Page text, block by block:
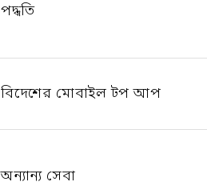
পদ্ধতি
বিদেশের মোবাইল টপ আপ
অন্যান্য সেবা